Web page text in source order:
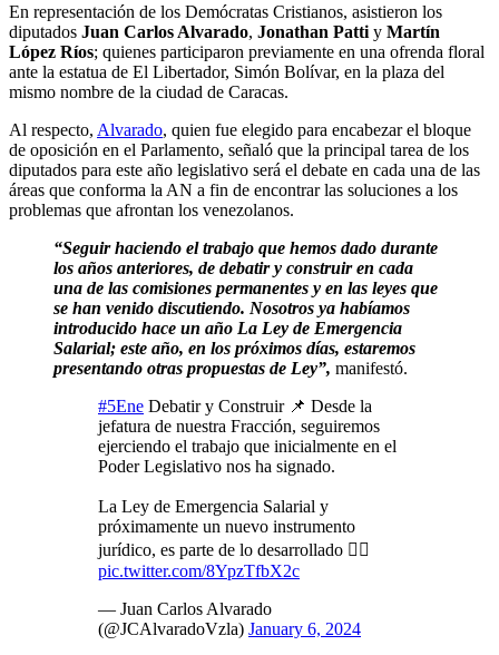
En representación de los Demócratas Cristianos, asistieron los
diputados Juan Carlos Alvarado, Jonathan Patti y Martín
López Ríos; quienes participaron previamente en una ofrenda floral
ante la estatua de El Libertador, Simón Bolívar, en la plaza del
mismo nombre de la ciudad de Caracas.
Al respecto, Alvarado, quien fue elegido para encabezar el bloque
de oposición en el Parlamento, señaló que la principal tarea de los
diputados para este año legislativo será el debate en cada una de las
áreas que conforma la AN a fin de encontrar las soluciones a los
problemas que afrontan los venezolanos.
“Seguir haciendo el trabajo que hemos dado durante
los años anteriores, de debatir y construir en cada
una de las comisiones permanentes y en las leyes que
se han venido discutiendo. Nosotros ya habíamos
introducido hace un año La Ley de Emergencia
Salarial; este año, en los próximos días, estaremos
presentando otras propuestas de Ley”, manifestó.
#5Ene Debatir y Construir 📌 Desde la
jefatura de nuestra Fracción, seguiremos
ejerciendo el trabajo que inicialmente en el
Poder Legislativo nos ha signado.
La Ley de Emergencia Salarial y
próximamente un nuevo instrumento
jurídico, es parte de lo desarrollado 👇🏻
pic.twitter.com/8YpzTfbX2c
— Juan Carlos Alvarado
(@JCAlvaradoVzla) January 6, 2024